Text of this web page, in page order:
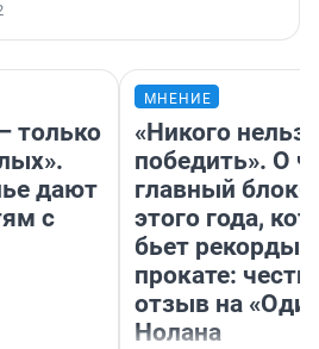
только
дают
с
МНЕНИЕ
«Никого нельзя
победить». О
главный
этого года,
бьет рекорды в
прокате:
отзыв на
Нолана